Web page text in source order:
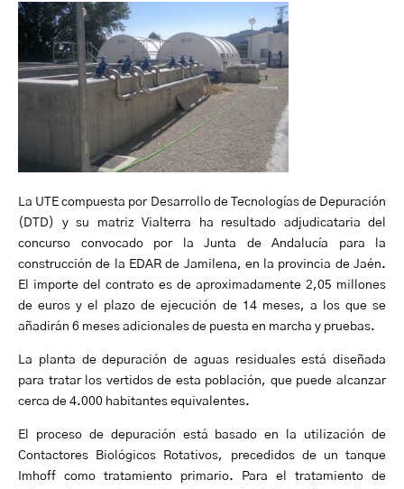
La UTE compuesta por Desarrollo de Tecnologías de Depuración
(DTD) y su matriz Vialterra ha resultado adjudicataria del
concurso convocado por la Junta de Andalucía para la
construcción de la EDAR de Jamilena, en la provincia de Jaén.
El importe del contrato es de aproximadamente 2,05 millones
de euros y el plazo de ejecución de 14 meses, a los que se
añadirán 6 meses adicionales de puesta en marcha y pruebas.
La planta de depuración de aguas residuales está diseñada
para tratar los vertidos de esta población, que puede alcanzar
cerca de 4.000 habitantes equivalentes.
El proceso de depuración está basado en la utilización de
Contactores Biológicos Rotativos, precedidos de un tanque
Imhoff como tratamiento primario. Para el tratamiento de